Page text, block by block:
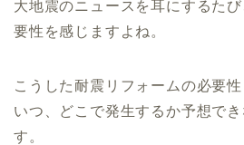
大地震のニュースを耳にするた
要性を感じますよね。
こうした耐震リフォームの必要
いつ、どこで発生するか予想で
す。